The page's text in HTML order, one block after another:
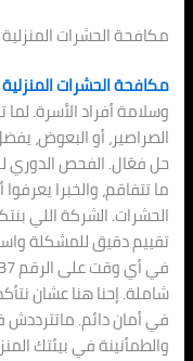
مكافحة الحشرات المنزلية
مكافحة الحشرات المنزلية
وسلامة أفراد الأسرة.
الصراصير، أو البعوض،
حل فعّال. الفحص
ما تتفاقم، والخبرا
الحشرات. الشركة اللي
تقييم دقيق للمشكلة
شاملة. إحنا هنا عشان
في أمان دائم. ماتترددش
والطمأنينة في بيئتك